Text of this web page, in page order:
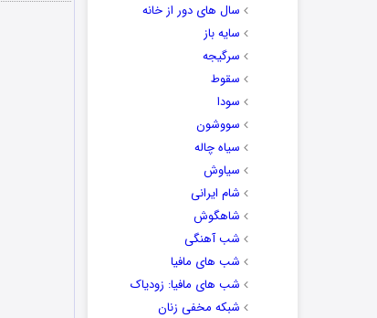
سال های دور از خانه
سایه باز
سرگیجه
سقوط
سودا
سووشون
سیاه چاله
سیاوش
شام ایرانی
شاهگوش
شب آهنگی
شب های مافیا
شب های مافیا: زودیاک
شبکه مخفی زنان